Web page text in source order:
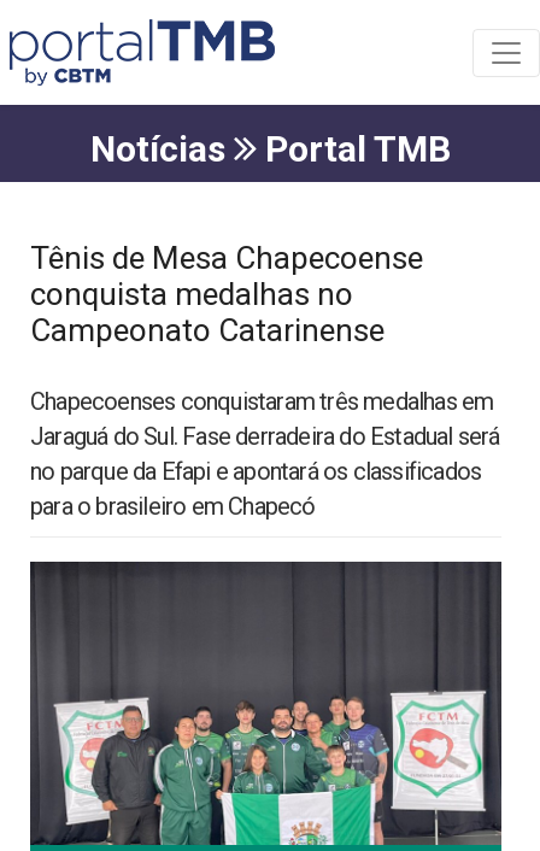
Notícias Portal TMB
Tênis de Mesa Chapecoense
conquista medalhas no
Campeonato Catarinense
Chapecoenses conquistaram três medalhas em
Jaraguá do Sul. Fase derradeira do Estadual será
no parque da Efapi e apontará os classificados
para o brasileiro em Chapecó